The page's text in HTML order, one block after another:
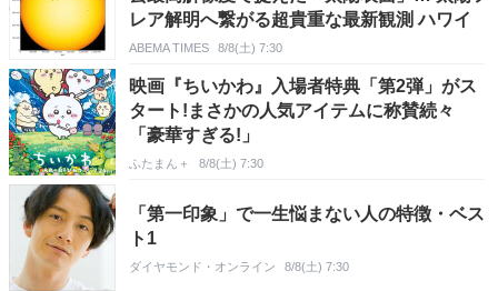
レア解明へ繋がる超貴重な最新観測 ハワイ
ABEMA TIMES 8/8(土) 7:30
映画『ちいかわ』入場者特典「第2弾」がス
タート!まさかの人気アイテムに称賛続々
「豪華すぎる!」
ふたまん＋ 8/8(土) 7:30
「第一印象」で一生悩まない人の特徴・ベス
ト1
ダイヤモンド・オンライン 8/8(土) 7:30